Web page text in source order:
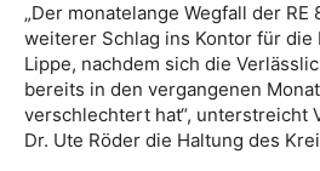
„Der monatelange Wegfall der
weiterer Schlag ins Kontor für die
Lippe, nachdem sich die
bereits in den vergangenen
verschlechtert hat“, unterstreicht
Dr. Ute Röder die Haltung des